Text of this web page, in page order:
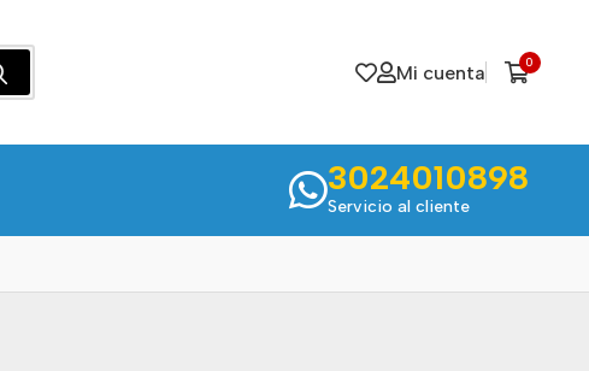
Mi cuenta 0
3024010898
Servicio al cliente